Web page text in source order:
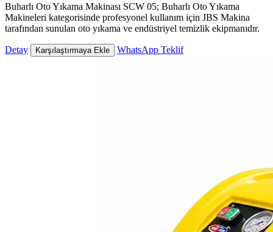
Buharlı Oto Yıkama Makinası SCW 05; Buharlı Oto Yıkama
Makineleri kategorisinde profesyonel kullanım için JBS Makina
tarafından sunulan oto yıkama ve endüstriyel temizlik ekipmanıdır.
Detay Karşılaştırmaya Ekle WhatsApp Teklif